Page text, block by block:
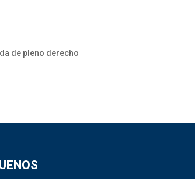
de pleno derecho